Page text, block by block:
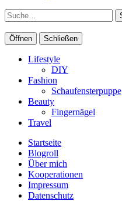
Suche
Öffnen Schließen
Lifestyle
DIY
Fashion
Schaufensterpuppe
Beauty
Fingernägel
Travel
Startseite
Blogroll
Über mich
Kooperationen
Impressum
Datenschutz